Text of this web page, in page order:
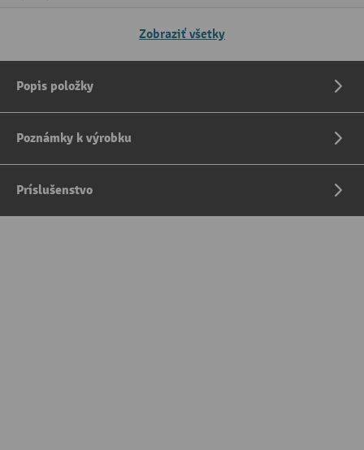
Zobraziť všetky
Popis položky
Poznámky k výrobku
Príslušenstvo